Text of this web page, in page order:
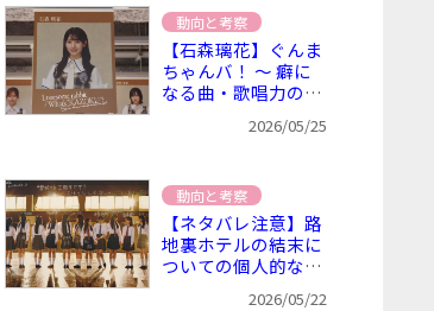
動向と考察
【石森璃花】ぐんま
ちゃんバ！ ～ 癖に
なる曲・歌唱力の高
2026/05/25
動向と考察
【ネタバレ注意】路
地裏ホテルの結末に
ついての個人的な考
2026/05/22